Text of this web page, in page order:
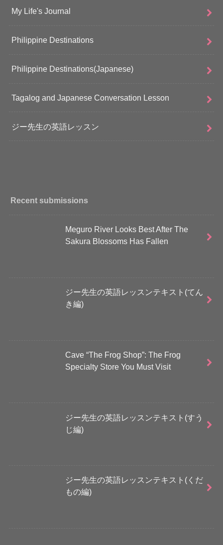
My Life's Journal
Philippine Destinations
Philippine Destinations(Japanese)
Tagalog and Japanese Conversation Lesson
ジー先生の英語レッスン
Recent submissions
Meguro River Looks Best After The
Sakura Blossoms Has Fallen
ジー先生の英語レッスンテキスト(てん
き編)
Cave “The Frog Shop”: The Frog
Specialty Store You Must Visit
ジー先生の英語レッスンテキスト(すう
じ編)
ジー先生の英語レッスンテキスト(くだ
もの編)